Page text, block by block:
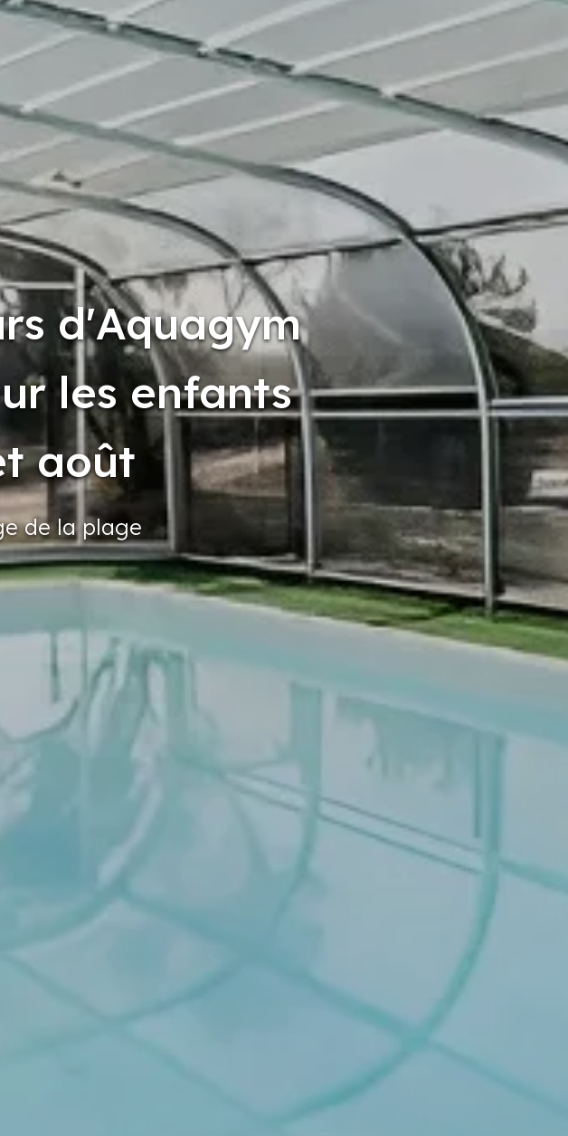
d'Aquagym
les enfants
août
de la plage